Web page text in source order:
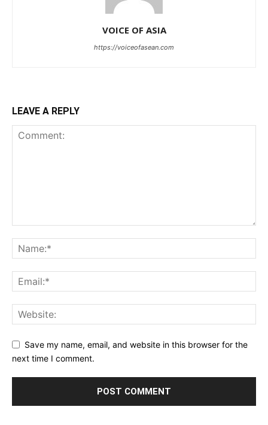
VOICE OF ASIA
https://voiceofasean.com
LEAVE A REPLY
Save my name, email, and website in this browser for the
next time I comment.